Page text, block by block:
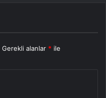
Gerekli alanlar * ile